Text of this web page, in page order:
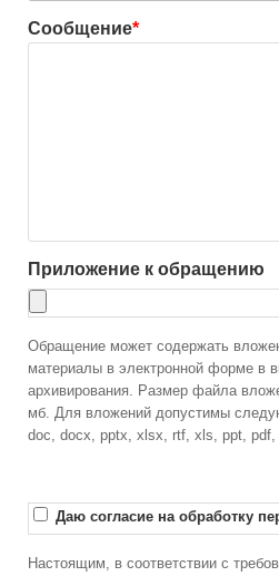
Сообщение*
Приложение к обращению
Обращение может содержать
материалы в электронной форме в
архивирования. Размер файла
мб. Для вложений допустимы
doc, docx, pptx, xlsx, rtf, xls, ppt,
Даю согласие на обработку
Настоящим, в соответствии с